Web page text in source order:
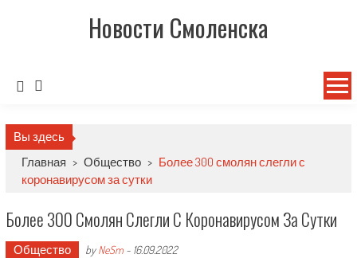
Новости Смоленска
Вы здесь
Главная > Общество > Более 300 смолян слегли с
коронавирусом за сутки
Более 300 Смолян Слегли С Коронавирусом За Сутки
Общество byNeSm- 16.09.2022